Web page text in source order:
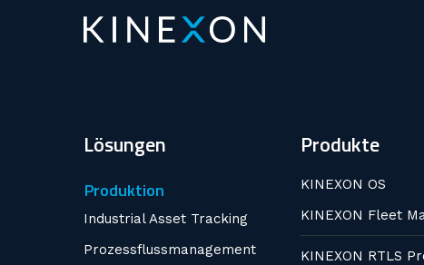
Lösungen
Produktion
Industrial Asset Tracking
Prozessflussmanagement
Produkte
KINEXON OS
KINEXON Fleet
KINEXON RTLS